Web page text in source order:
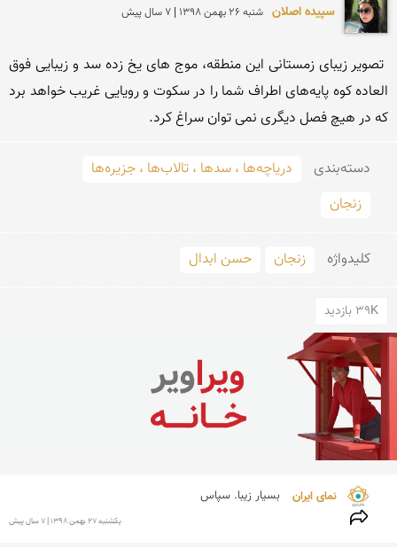
سپیده اصلان شنبه 26 بهمن 1398 | 7 سال پیش
كه در هیچ فصل دیگری نمی توان سراغ كرد.
دسته‌بندی
دریاچه‌ها ، سدها ، تالاب‌ها ، جزیره‌ها
زنجان
کلید‌واژه زنجان حسن ابدال
39K بازدید
نمای ایران بسیار زیبا. سپاس
يكشنبه 27 بهمن 1398 | 7 سال پیش